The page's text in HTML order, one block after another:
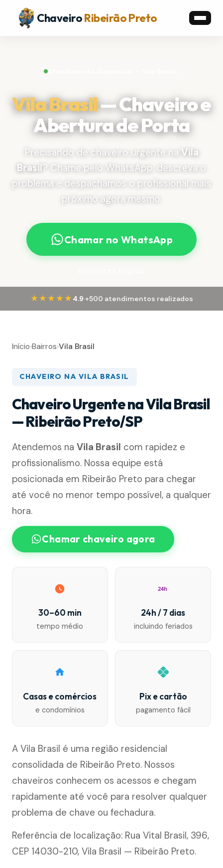
ChaveiroRibeirão Preto
Atendimento Disponível — Vila Brasil
Vila Brasil— Chaveiro e
Abertura de Porta
Precisando de chaveiro urgente na Vila
Brasil ? Chame pelo WhatsApp, descreva o
problema e despachamos o profissional mais
próximo agora mesmo.
Chamar no WhatsApp
★★★★★ 4.9·+500 atendimentos realizados
Início›Bairros›Vila Brasil
CHAVEIRO NA VILA BRASIL
Chaveiro Urgente na Vila Brasil
— Ribeirão Preto/SP
Atendemos na Vila Brasil com rapidez e
profissionalismo. Nossa equipe está
posicionada em Ribeirão Preto para chegar
até você no menor tempo possível, a qualquer
hora.
Chamar chaveiro agora
30–60 min
tempo médio
24h
24h / 7 dias
incluindo feriados
Casas e comércios
e condomínios
Pix e cartão
pagamento fácil
A Vila Brasil é uma região residencial
consolidada de Ribeirão Preto. Nossos
chaveiros conhecem os acessos e chegam
rapidamente até você para resolver qualquer
problema de chave ou fechadura.
Referência de localização: Rua Vital Brasil, 396,
CEP 14030-210, Vila Brasil — Ribeirão Preto.